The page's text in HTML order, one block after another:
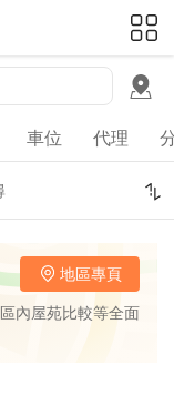
車位 代理
地區專頁
內屋苑比較等全面